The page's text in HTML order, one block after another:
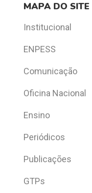
MAPA DO SITE
Institucional
ENPESS
Comunicação
Oficina Nacional
Ensino
Periódicos
Publicações
GTPs